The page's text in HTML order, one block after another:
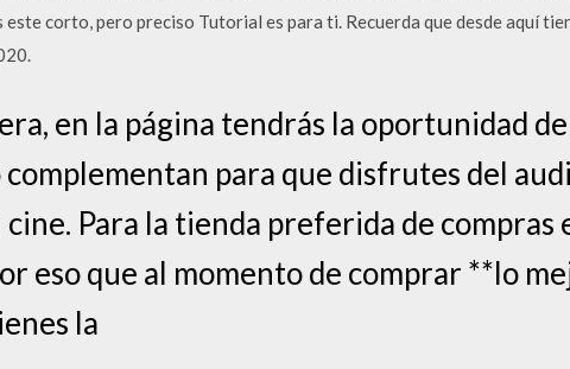
corto, pero preciso Tutorial es para ti. Recuerda que desde aquí
en la página tendrás la oportunidad
complementan para que disfrutes del
Para la tienda preferida de compras
eso que al momento de comprar **lo
la